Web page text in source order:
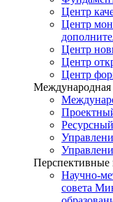
Центр
Центр
Центр
Центр
Центр
Международная
Перспективные
Научно-
совета